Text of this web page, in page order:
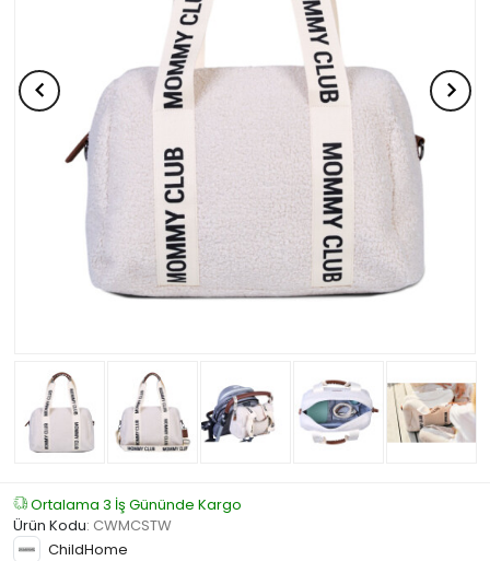
Ortalama 3 İş Gününde Kargo
Ürün Kodu: CWMCSTW
ChildHome